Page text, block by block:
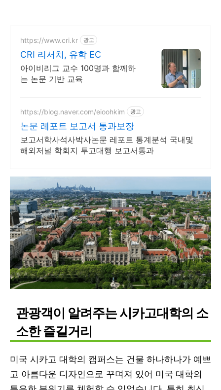
https://www.cri.kr 광고
CRI 리서치, 유학 EC
아이비리그 교수 100명과 함께하
는 논문 기반 교육
https://blog.naver.com/eioohkim 광고
논문 레포트 보고서 통과보장
보고서학사석사박사논문 레포트 통계분석 국내및
해외저널 학회지 투고대행 보고서통과
관광객이 알려주는 시카고대학의 소
소한 즐길거리
미국 시카고 대학의 캠퍼스는 건물 하나하나가 예쁘
고 아름다운 디자인으로 꾸며져 있어 미국 대학의